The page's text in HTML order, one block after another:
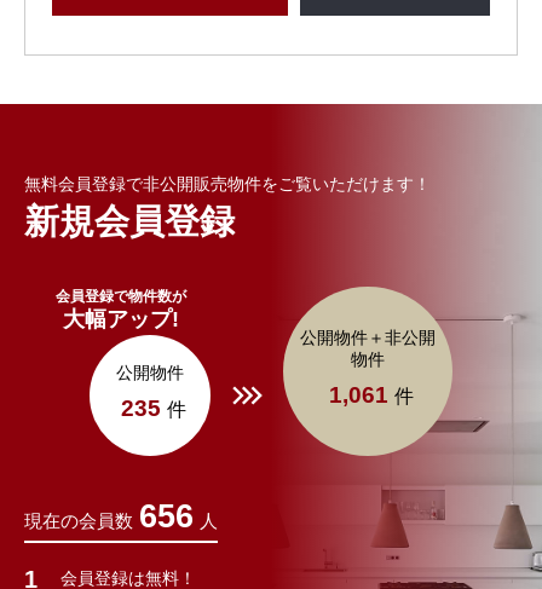
無料会員登録で非公開販売物件をご覧いただけます！
新規会員登録
会員登録で物件数が
大幅アップ!
公開物件
235 件
公開物件＋非公開
物件
1,061 件
現在の会員数 656 人
会員登録は無料！